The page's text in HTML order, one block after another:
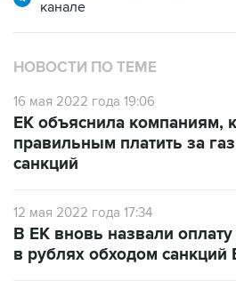
НОВОСТИ ПО ТЕМЕ
16 мая 2022 года 19:06
правильным платить за
санкций
12 мая 2022 года 17:34
в рублях обходом санкций
12 мая 2022 года 12:09